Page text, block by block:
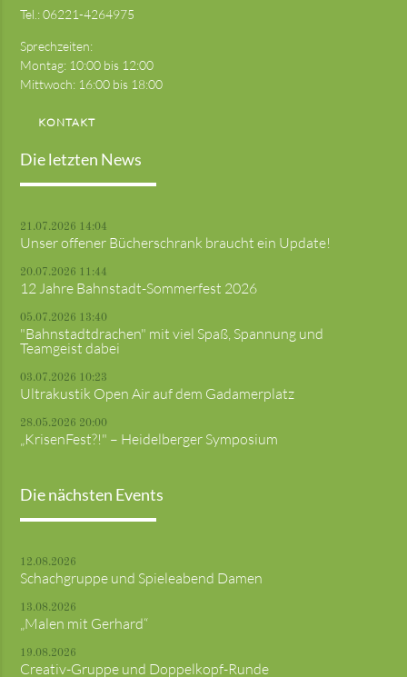
Tel.:06221-4264975
Sprechzeiten:
Montag: 10:00 bis 12:00
Mittwoch: 16:00 bis 18:00
KONTAKT
Die letzten News
21.07.2026 14:04
Unser offener Bücherschrank braucht ein Update!
20.07.2026 11:44
12 Jahre Bahnstadt-Sommerfest 2026
05.07.2026 13:40
"Bahnstadtdrachen" mit viel Spaß, Spannung und
Teamgeist dabei
03.07.2026 10:23
Ultrakustik Open Air auf dem Gadamerplatz
28.05.2026 20:00
„KrisenFest?!" – Heidelberger Symposium
Die nächsten Events
12.08.2026
Schachgruppe und Spieleabend Damen
13.08.2026
„Malen mit Gerhard“
19.08.2026
Creativ-Gruppe und Doppelkopf-Runde